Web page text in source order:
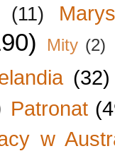
(11)
Mity (2)
(32)
Patronat
w